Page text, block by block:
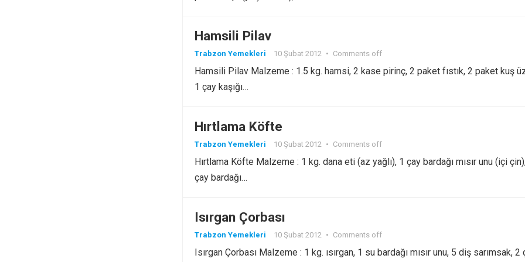
Hamsili Pilav
Trabzon Yemekleri 10 Şubat 2012 • Comments off
Hamsili Pilav Malzeme : 1.5 kg. hamsi, 2 kase pirinç, 2 paket fıstık, 2 paket kuş
1 çay kaşığı…
Hırtlama Köfte
Trabzon Yemekleri 10 Şubat 2012 • Comments off
Hırtlama Köfte Malzeme : 1 kg. dana eti (az yağlı), 1 çay bardağı mısır unu (içi
çay bardağı…
Isırgan Çorbası
Trabzon Yemekleri 10 Şubat 2012 • Comments off
Isırgan Çorbası Malzeme : 1 kg. ısırgan, 1 su bardağı mısır unu, 5 diş sarımsak, 2